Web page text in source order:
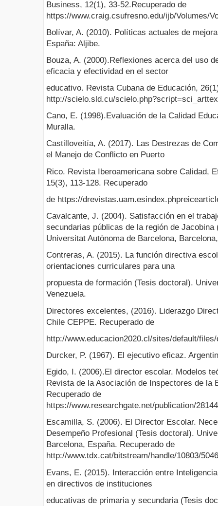
Business, 12(1), 33-52.Recuperado de
https://www.craig.csufresno.edu/ijb/Volumes/
Bolívar, A. (2010). Políticas actuales de
España: Aljibe.
Bouza, A. (2000).Reflexiones acerca del uso
eficacia y efectividad en el sector
educativo. Revista Cubana de Educación,
http://scielo.sld.cu/
Cano, E. (1998).Evaluación de la Calidad
Muralla.
Castilloveitía, A. (2017). Las Destrezas de
el Manejo de Conflicto en Puerto
Rico. Revista Iberoamericana sobre Calidad,
15(3), 113-128. Recuperado
de https://
Cavalcante, J. (2004). Satisfacción en el
secundarias públicas de la región de
Universitat Autònoma de Barcelona,
Contreras, A. (2015). La función directiva
orientaciones curriculares para una
propuesta de formación (Tesis doctoral).
Venezuela.
Directores excelentes, (2016). Liderazgo
Chile CEPPE. Recuperado de
http://www.educacion2020.cl/sites/default/
Durcker, P. (1967). El ejecutivo eficaz.
Egido, I. (2006).El director escolar. Modelos
Revista de la Asociación de Inspectores de la
Recuperado de
https://www.researchgate.net/publication/
Escamilla, S. (2006). El Director Escolar.
Desempeño Profesional (Tesis doctoral).
Barcelona, España. Recuperado de
http://www.tdx.cat/bitstream/handle/10803/
Evans, E. (2015). Interacción entre
en directivos de instituciones
educativas de primaria y secundaria (Tesis